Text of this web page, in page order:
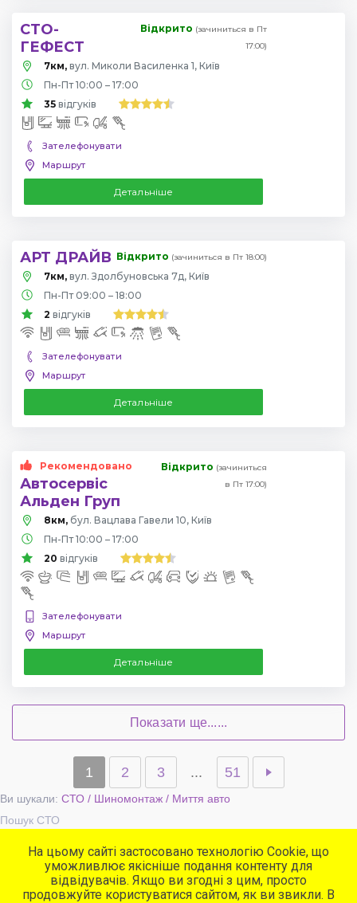
СТО-
ГЕФЕСТ
Відкрито (зачиниться в Пт
17:00)
7км, вул. Миколи Василенка 1, Київ
Пн-Пт 10:00 – 17:00
35 відгуків
Зателефонувати
Маршрут
Детальніше
АРТ ДРАЙВ Відкрито (зачиниться в Пт 18:00)
7км, вул. Здолбуновська 7д, Київ
Пн-Пт 09:00 – 18:00
2 відгуків
Зателефонувати
Маршрут
Детальніше
Рекомендовано
Автосервіс
Альден Груп
Відкрито (зачиниться
в Пт 17:00)
8км, бул. Вацлава Гавели 10, Київ
Пн-Пт 10:00 – 17:00
20 відгуків
Зателефонувати
Маршрут
Детальніше
Показати ще......
1 2 3 ... 51
Ви шукали: СТО / Шиномонтаж / Миття авто
Пошук СТО
Популярні сервіси
СТО
Автомийки
На цьому сайті застосовано технологію Cookie, що
уможливлює якісніше подання контенту для
відвідувачів. Якщо ви згодні з цим, просто
продовжуйте користуватися сайтом, як ви звикли. В